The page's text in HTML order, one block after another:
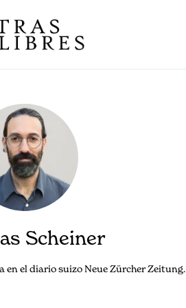
Scheiner
en el diario suizo Neue Zürcher Zeitung.